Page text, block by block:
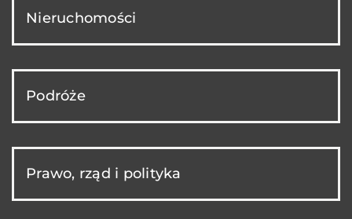
Nieruchomości
Podróże
Prawo, rząd i polityka